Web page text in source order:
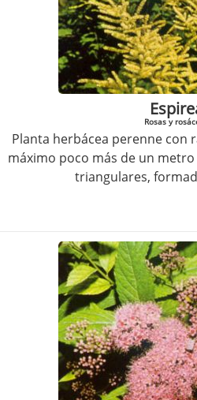
Rosas y
Planta herbácea perenne con
máximo poco más de un
triangulares,